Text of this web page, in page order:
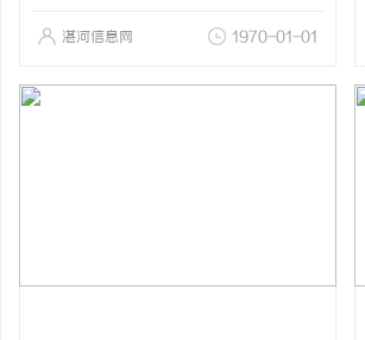
湛河信息网 1970-01-01